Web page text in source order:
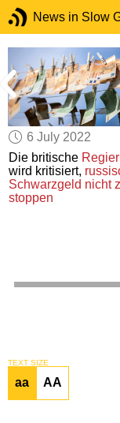
News in Slow
6 July 2022
Die britische
wird kritisiert,
Schwarzgeld nicht
stoppen
TEXT SIZE
aa AA